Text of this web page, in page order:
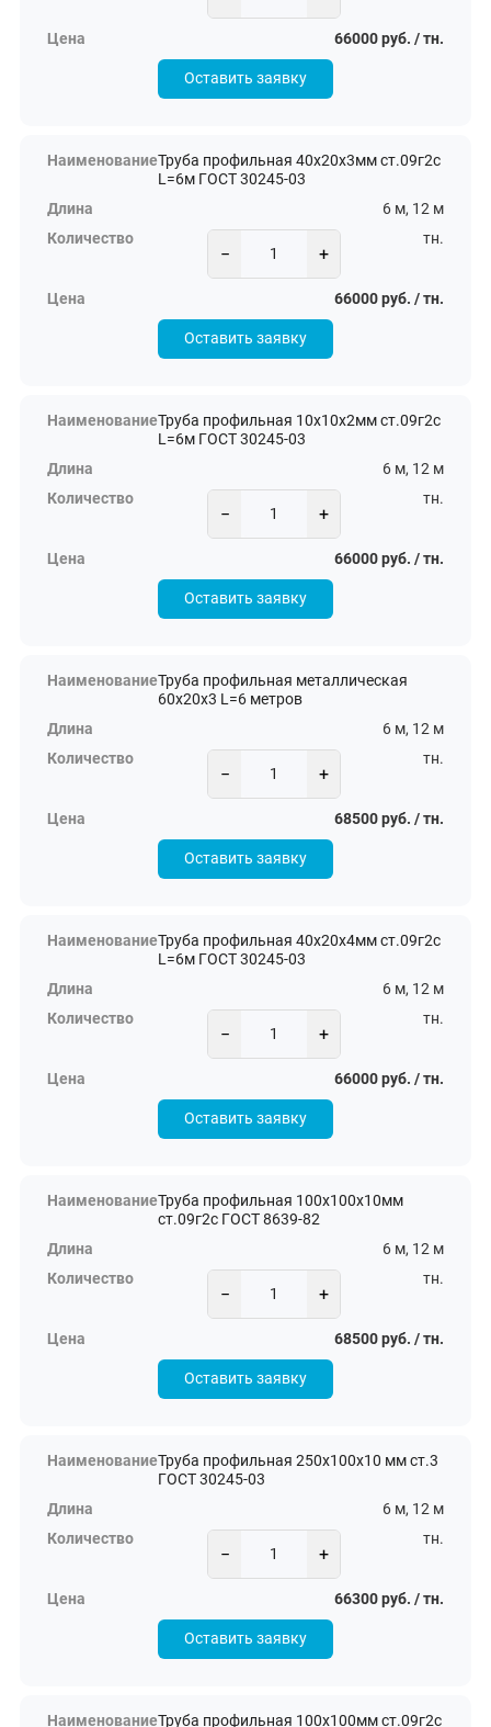
66000 руб. / тн.
Оставить заявку
Труба профильная 40х20х3мм ст.09г2с
L=6м ГОСТ 30245-03
6 м, 12 м
− +
тн.
66000 руб. / тн.
Оставить заявку
Труба профильная 10х10х2мм ст.09г2с
L=6м ГОСТ 30245-03
6 м, 12 м
− +
тн.
66000 руб. / тн.
Оставить заявку
Труба профильная металлическая
60х20х3 L=6 метров
6 м, 12 м
− +
тн.
68500 руб. / тн.
Оставить заявку
Труба профильная 40х20х4мм ст.09г2с
L=6м ГОСТ 30245-03
6 м, 12 м
− +
тн.
66000 руб. / тн.
Оставить заявку
Труба профильная 100х100х10мм
ст.09г2с ГОСТ 8639-82
6 м, 12 м
− +
тн.
68500 руб. / тн.
Оставить заявку
Труба профильная 250х100х10 мм ст.3
ГОСТ 30245-03
6 м, 12 м
− +
тн.
66300 руб. / тн.
Оставить заявку
Труба профильная 100х100мм ст.09г2с